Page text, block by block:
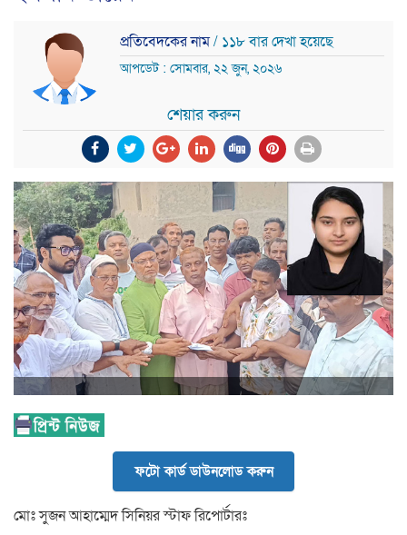
প্রতিবেদকের নাম/ ১১৮ বার দেখা হয়েছে
আপডেট : সোমবার, ২২ জুন, ২০২৬
শেয়ার করুন
ফটো কার্ড ডাউনলোড করুন
মোঃ সুজন আহাম্মেদ সিনিয়র স্টাফ রিপোর্টারঃ